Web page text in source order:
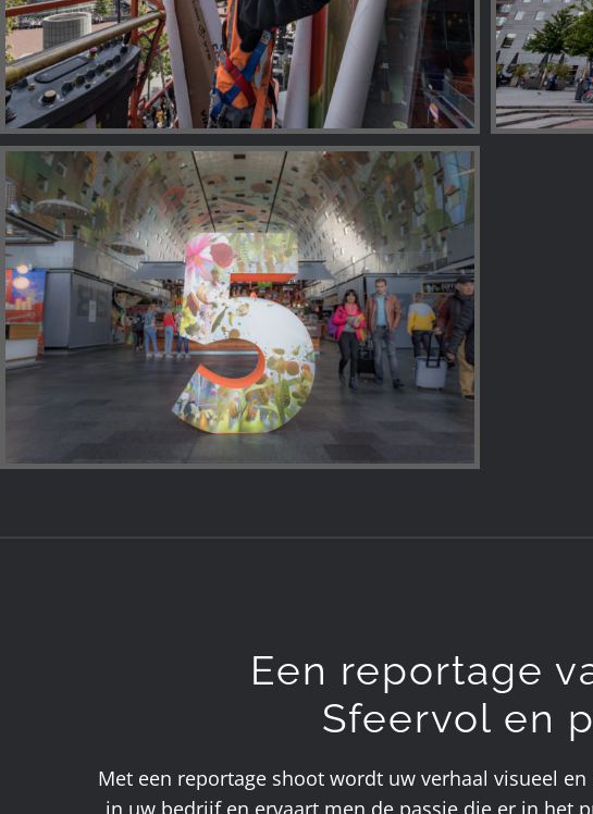
Een reportage
Sfeervol en
Met een reportage shoot wordt uw verhaal visueel
in uw bedrijf en ervaart men de passie die er in het